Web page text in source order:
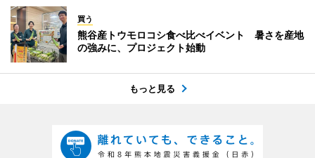
買う
熊谷産トウモロコシ食べ比べイベント 暑さを産地
の強みに、プロジェクト始動
もっと見る